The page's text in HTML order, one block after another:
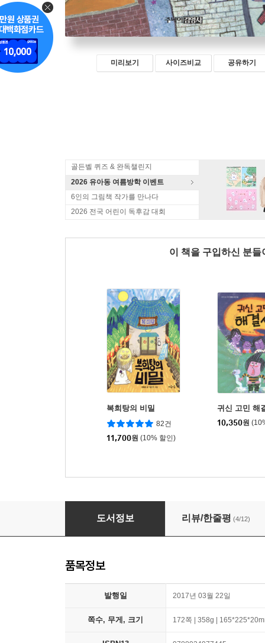
미리보기 사이즈비교 공유하기
골든벨 퀴즈 & 완독챌린지
2026 유아동 여름방학 이벤트
6인의 그림책 작가를 만나다
2026 전국 어린이 독후감 대회
이 책을 구입하신 분
복희탕의 비밀
82건
11,700원 (10% 할인)
귀신 고민 해
10,350원
악당이 사는 집
도서정보 리뷰/한줄평 (4/12)
품목정보
발행일 2017년 03월 22일
쪽수, 무게, 크기 172쪽 | 358g |